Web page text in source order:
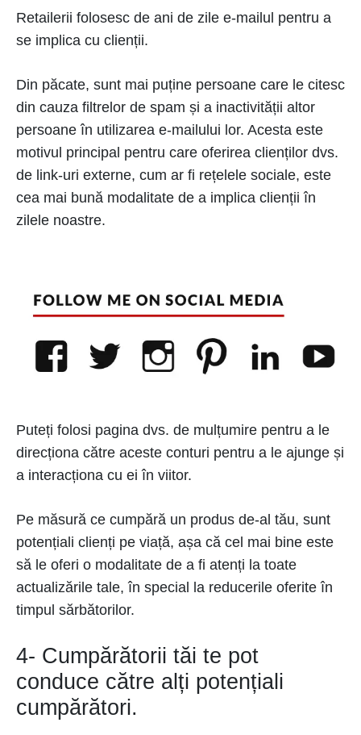
Retailerii folosesc de ani de zile e-mailul pentru a
se implica cu clienții.
Din păcate, sunt mai puține persoane care le citesc
din cauza filtrelor de spam și a inactivității altor
persoane în utilizarea e-mailului lor. Acesta este
motivul principal pentru care oferirea clienților dvs.
de link-uri externe, cum ar fi rețelele sociale, este
cea mai bună modalitate de a implica clienții în
zilele noastre.
Puteți folosi pagina dvs. de mulțumire pentru a le
direcționa către aceste conturi pentru a le ajunge și
a interacționa cu ei în viitor.
Pe măsură ce cumpără un produs de-al tău, sunt
potențiali clienți pe viață, așa că cel mai bine este
să le oferi o modalitate de a fi atenți la toate
actualizările tale, în special la reducerile oferite în
timpul sărbătorilor.
4- Cumpărătorii tăi te pot
conduce către alți potențiali
cumpărători.